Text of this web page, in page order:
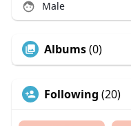
Male
Albums(0)
Following (20)